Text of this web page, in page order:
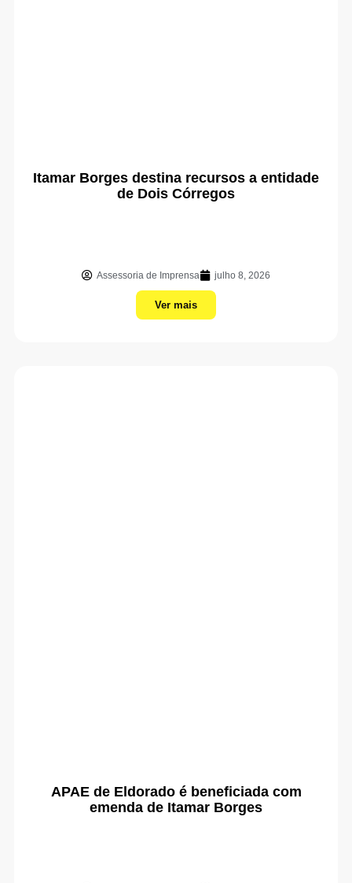
Itamar Borges destina recursos a entidade
de Dois Córregos
Assessoria de Imprensa julho 8, 2026
Ver mais
APAE de Eldorado é beneficiada com
emenda de Itamar Borges